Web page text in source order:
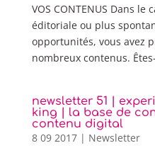
VOS CONTENUS Dans le
éditoriale ou plus
opportunités, vous avez
nombreux contenus.
newsletter 51 |
king | la base de
contenu digital
8 09 2017| Newsletter